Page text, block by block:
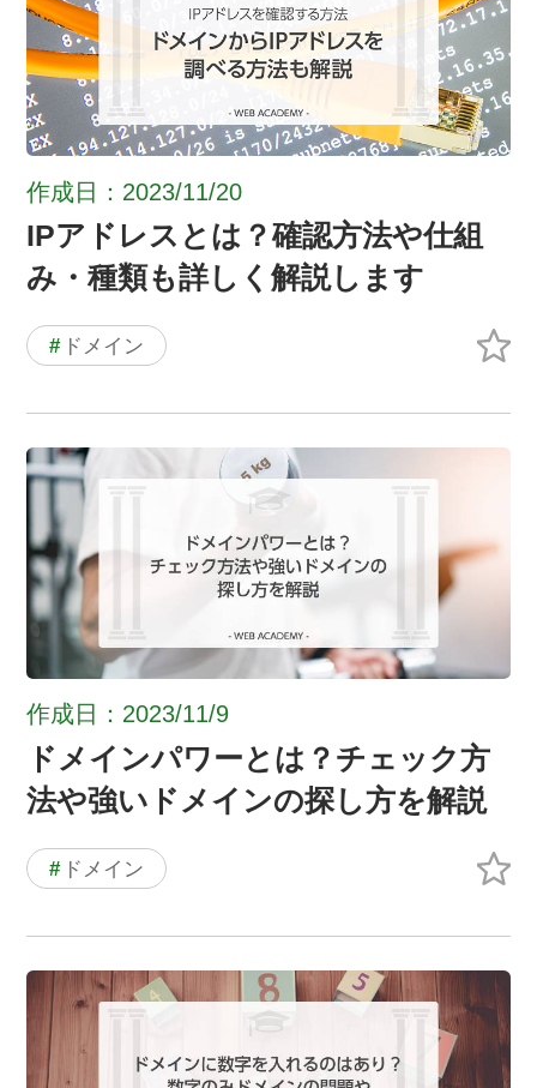
作成日：2023/11/20
IPアドレスとは？確認方法や仕組
み・種類も詳しく解説します
# ドメイン
作成日：2023/11/9
ドメインパワーとは？チェック方
法や強いドメインの探し方を解説
# ドメイン